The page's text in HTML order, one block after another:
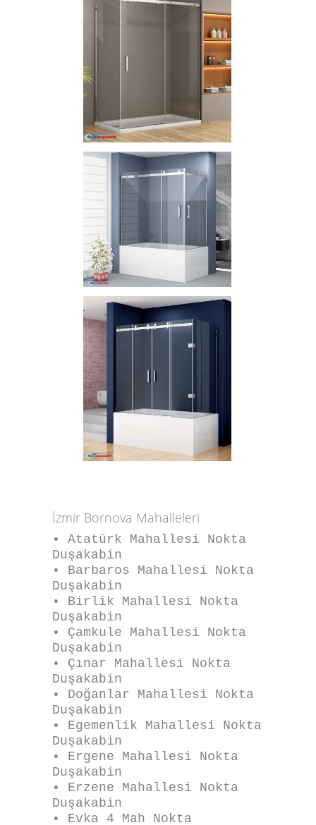
İzmir Bornova Mahalleleri
• Atatürk Mahallesi Nokta
Duşakabin
• Barbaros Mahallesi Nokta
Duşakabin
• Birlik Mahallesi Nokta
Duşakabin
• Çamkule Mahallesi Nokta
Duşakabin
• Çınar Mahallesi Nokta
Duşakabin
• Doğanlar Mahallesi Nokta
Duşakabin
• Egemenlik Mahallesi Nokta
Duşakabin
• Ergene Mahallesi Nokta
Duşakabin
• Erzene Mahallesi Nokta
Duşakabin
• Evka 4 Mah Nokta